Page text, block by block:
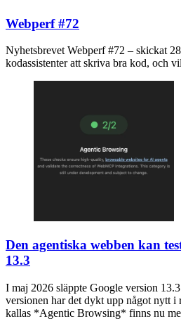
Webperf #72
Nyhetsbrevet Webperf #72 – skickat
kodassistenter att skriva bra kod, och
Den agentiska webben kan
13.3
I maj 2026 släppte Google version
versionen har det dykt upp något nytt
kallas *Agentic Browsing* finns nu